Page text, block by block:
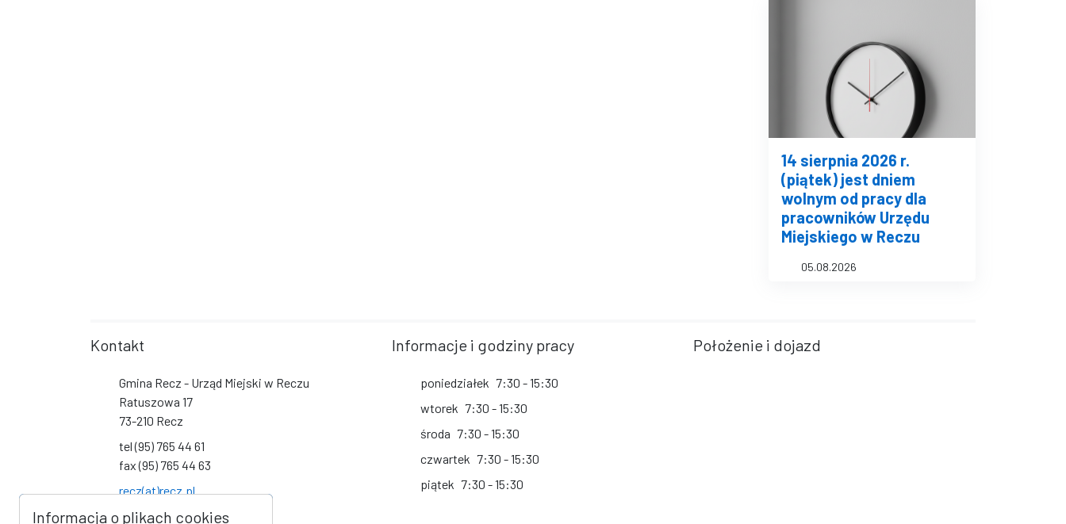
14 sierpnia 2026 r.
(piątek) jest dniem
wolnym od pracy dla
pracowników Urzędu
Miejskiego w Reczu
05.08.2026
Kontakt
Gmina Recz - Urząd Miejski w Reczu
Ratuszowa 17
73-210 Recz
tel (95) 765 44 61
fax (95) 765 44 63
recz(at)recz.pl
Informacje i godziny pracy
poniedziałek 7:30 - 15:30
wtorek 7:30 - 15:30
środa 7:30 - 15:30
czwartek 7:30 - 15:30
piątek 7:30 - 15:30
Położenie i dojazd
Informacja o plikach cookies